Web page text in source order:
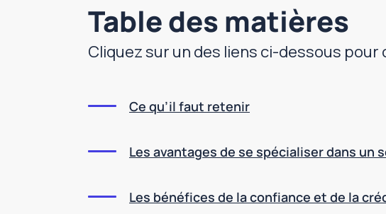
Table des matières
Cliquez sur un des liens ci-dessous
Ce qu’il faut retenir
Les avantages de se spécialiser dans
Les bénéfices de la confiance et de la